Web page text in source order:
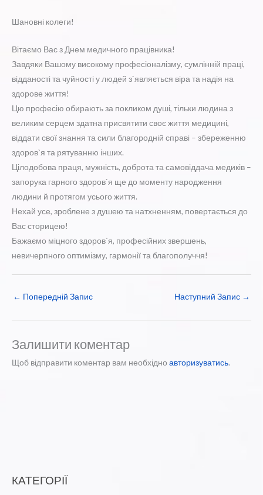
Шановні колеги!
Вітаємо Вас з Днем медичного працівника!
Завдяки Вашому високому професіоналізму, сумлінній праці,
відданості та чуйності у людей з`являється віра та надія на
здорове життя!
Цю професію обирають за покликом душі, тільки людина з
великим серцем здатна присвятити своє життя медицині,
віддати свої знання та сили благородній справі – збереженню
здоров`я та рятуванню інших.
Цілодобова праця, мужність, доброта та самовіддача медиків –
запорука гарного здоров`я ще до моменту народження
людини й протягом усього життя.
Нехай усе, зроблене з душею та натхненням, повертається до
Вас сторицею!
Бажаємо міцного здоров`я, професійних звершень,
невичерпного оптимізму, гармонії та благополуччя!
← Попередній Запис Наступний Запис →
Залишити коментар
Щоб відправити коментар вам необхідно авторизуватись.
КАТЕГОРІЇ